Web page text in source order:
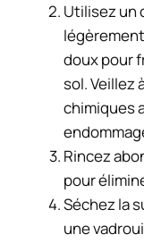
Utilisez un
doux pour
sol. Veillez
chimiques
Rincez
pour
Séchez la
une